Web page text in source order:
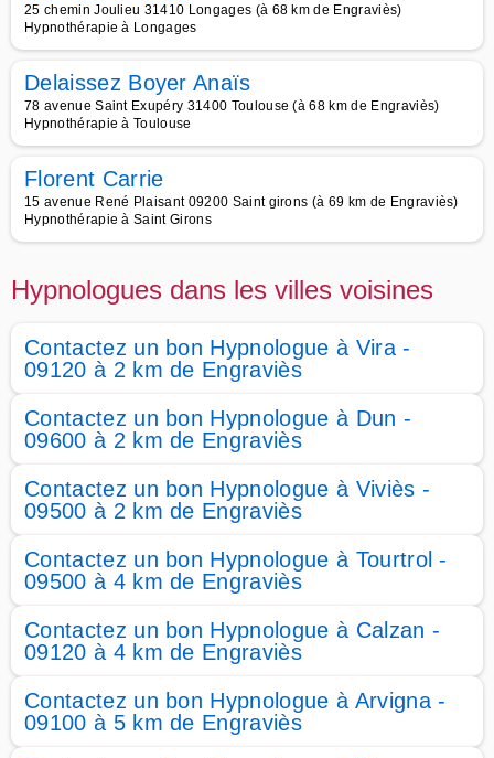
25 chemin Joulieu 31410 Longages (à 68 km de Engraviès)
Hypnothérapie à Longages
Delaissez Boyer Anaïs
78 avenue Saint Exupéry 31400 Toulouse (à 68 km de Engraviès)
Hypnothérapie à Toulouse
Florent Carrie
15 avenue René Plaisant 09200 Saint girons (à 69 km de Engraviès)
Hypnothérapie à Saint Girons
Hypnologues dans les villes voisines
Contactez un bon Hypnologue à Vira -
09120 à 2 km de Engraviès
Contactez un bon Hypnologue à Dun -
09600 à 2 km de Engraviès
Contactez un bon Hypnologue à Viviès -
09500 à 2 km de Engraviès
Contactez un bon Hypnologue à Tourtrol -
09500 à 4 km de Engraviès
Contactez un bon Hypnologue à Calzan -
09120 à 4 km de Engraviès
Contactez un bon Hypnologue à Arvigna -
09100 à 5 km de Engraviès